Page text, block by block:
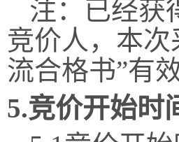
注：已经获
竞价人，本
流合格书”有效
5.竞价开始时